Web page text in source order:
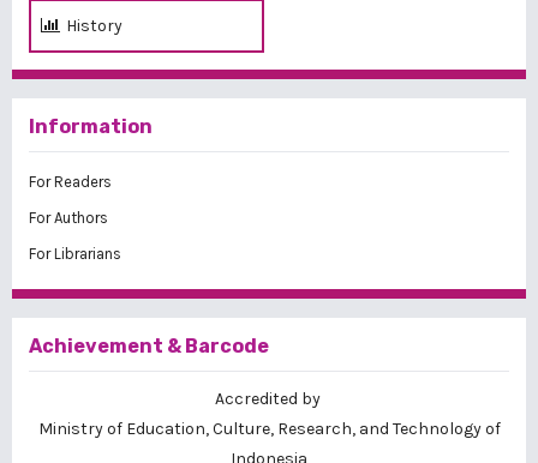
History
Information
For Readers
For Authors
For Librarians
Achievement & Barcode
Accredited by
Ministry of Education, Culture, Research, and Technology of
Indonesia